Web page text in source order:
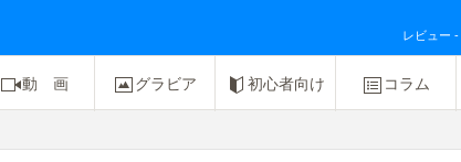
レビュー
動 画 グラビア 初心者向け コラム